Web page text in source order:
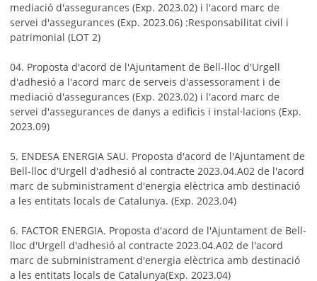
mediació d'assegurances (Exp. 2023.02) i l'acord marc de
servei d'assegurances (Exp. 2023.06) :Responsabilitat civil i
patrimonial (LOT 2)
04. Proposta d'acord de l'Ajuntament de Bell-lloc d'Urgell
d'adhesió a l'acord marc de serveis d'assessorament i de
mediació d'assegurances (Exp. 2023.02) i l'acord marc de
servei d'assegurances de danys a edificis i instal·lacions (Exp.
2023.09)
5. ENDESA ENERGIA SAU. Proposta d'acord de l'Ajuntament de
Bell-lloc d'Urgell d'adhesió al contracte 2023.04.A02 de l'acord
marc de subministrament d'energia elèctrica amb destinació
a les entitats locals de Catalunya. (Exp. 2023.04)
6. FACTOR ENERGIA. Proposta d'acord de l'Ajuntament de Bell-
lloc d'Urgell d'adhesió al contracte 2023.04.A02 de l'acord
marc de subministrament d'energia elèctrica amb destinació
a les entitats locals de Catalunya(Exp. 2023.04)